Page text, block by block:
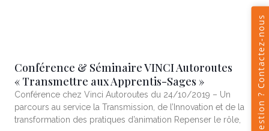
Conférence & Séminaire VINCI Autoroutes
« Transmettre aux Apprentis-Sages »
Conférence chez Vinci Autoroutes du 24/10/2019 – Un
parcours au service la Transmission, de l’Innovation et de la
transformation des pratiques d’animation Repenser le rôle,